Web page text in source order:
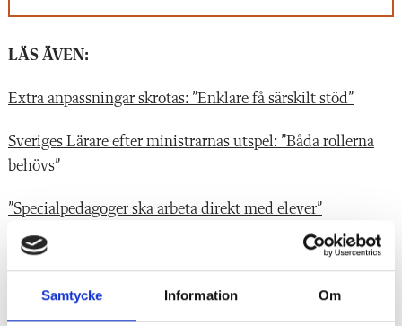
Samtycke Information Om
LÄS ÄVEN:
Extra anpassningar skrotas: ”Enklare få särskilt stöd”
Sveriges Lärare efter ministrarnas utspel: ”Båda rollerna
behövs”
”Specialpedagoger ska arbeta direkt med elever”
”Klyftan” efter ministrarnas utspel om specialpedagoger
”Risk för feltolkning utan specialpedagog”